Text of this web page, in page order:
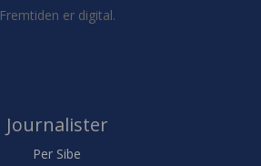
Fremtiden er digital.
Journalister
Per Sibe